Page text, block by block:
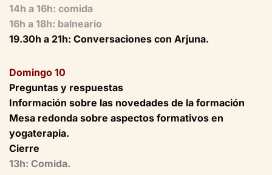
14h a 16h: comida
16h a 18h: balneario
19.30h a 21h: Conversaciones con Arjuna.
Domingo 10
Preguntas y respuestas
Información sobre las novedades de la formación
Mesa redonda sobre aspectos formativos en
yogaterapia.
Cierre
13h: Comida.